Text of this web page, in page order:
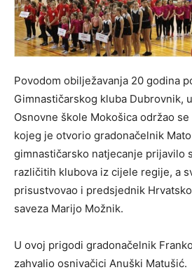
Povodom obilježavanja 20 godina
Gimnastičarskog kluba Dubrovnik,
Osnovne škole Mokošica održao
kojeg je otvorio gradonačelnik
gimnastičarsko natjecanje prijavilo
različitih klubova iz cijele regije, a
prisustvovao i predsjednik
saveza Marijo Možnik.
U ovoj prigodi gradonačelnik
zahvalio osnivačici Anuški Matušić.